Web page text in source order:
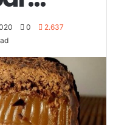
0
2.637